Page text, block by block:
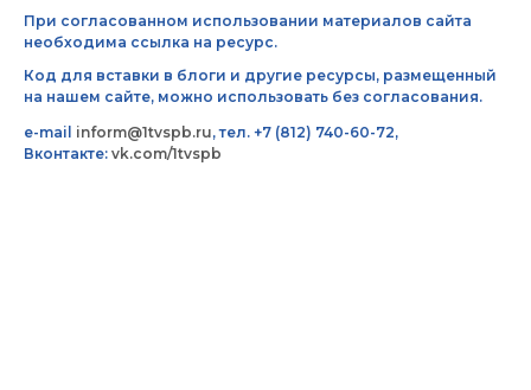
При согласованном использовании материалов сайта
необходима ссылка на ресурс.
Код для вставки в блоги и другие ресурсы, размещенный
на нашем сайте, можно использовать без согласования.
e-mail inform@1tvspb.ru, тел. +7 (812) 740-60-72,
Вконтакте: vk.com/1tvspb